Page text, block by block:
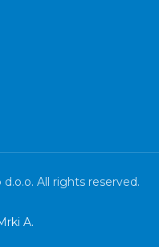
All rights reserved.
A.